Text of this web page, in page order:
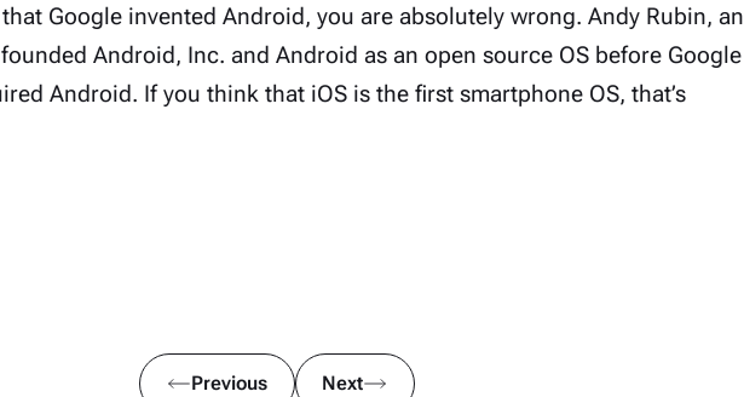
Google invented Android, you are absolutely wrong. Andy Rubin, an
Android, Inc. and Android as an open source OS before Google
Android. If you think that iOS is the first smartphone OS, that’s
Previous Next